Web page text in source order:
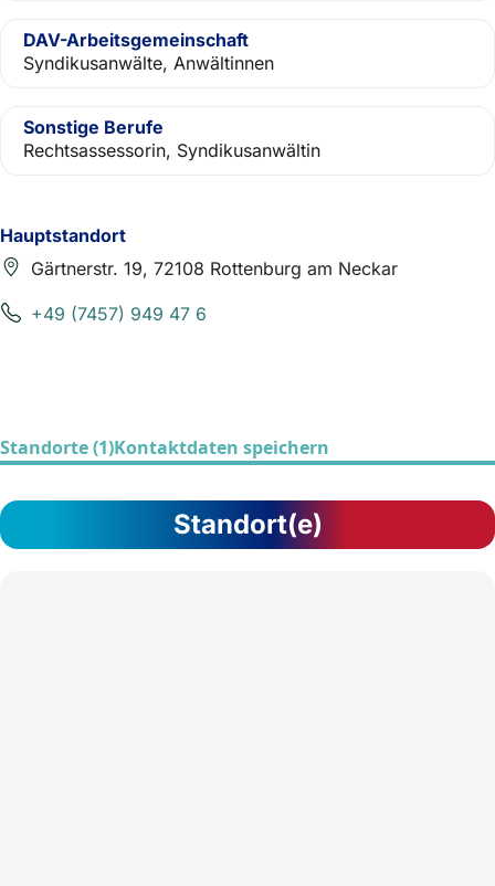
Hauptstandort
Gärtnerstr. 19, 72108 Rottenburg am Neckar
+49 (7457) 949 47 6
DAV-Arbeitsgemeinschaft
Syndikusanwälte, Anwältinnen
Sonstige Berufe
Rechtsassessorin, Syndikusanwältin
Standorte (1)Kontaktdaten speichern
Standort(e)